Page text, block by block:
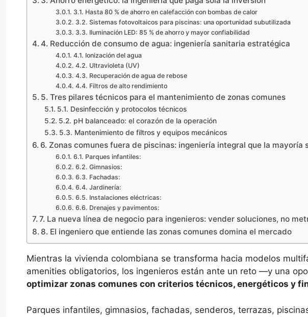
3.1. Hasta 80 % de ahorro en calefacción con bombas de calor
3.2. Sistemas fotovoltaicos para piscinas: una oportunidad subutilizada
3.3. Iluminación LED: 85 % de ahorro y mayor confiabilidad
4. Reducción de consumo de agua: ingeniería sanitaria estratégica
4.1. Ionización del agua
4.2. Ultravioleta (UV)
4.3. Recuperación de agua de rebose
4.4. Filtros de alto rendimiento
5. Tres pilares técnicos para el mantenimiento de zonas comunes
5.1. Desinfección y protocolos técnicos
5.2. pH balanceado: el corazón de la operación
5.3. Mantenimiento de filtros y equipos mecánicos
6. Zonas comunes fuera de piscinas: ingeniería integral que la mayoría
6.1. Parques infantiles:
6.2. Gimnasios:
6.3. Fachadas:
6.4. Jardinería:
6.5. Instalaciones eléctricas:
6.6. Drenajes y pavimentos:
7. La nueva línea de negocio para ingenieros: vender soluciones, no
8. El ingeniero que entiende las zonas comunes domina el mercado
Mientras la vivienda colombiana se transforma hacia modelos
amenities obligatorios, los ingenieros están ante un reto —y una
optimizar zonas comunes con criterios técnicos, energéticos y
Parques infantiles, gimnasios, fachadas, senderos, terrazas,